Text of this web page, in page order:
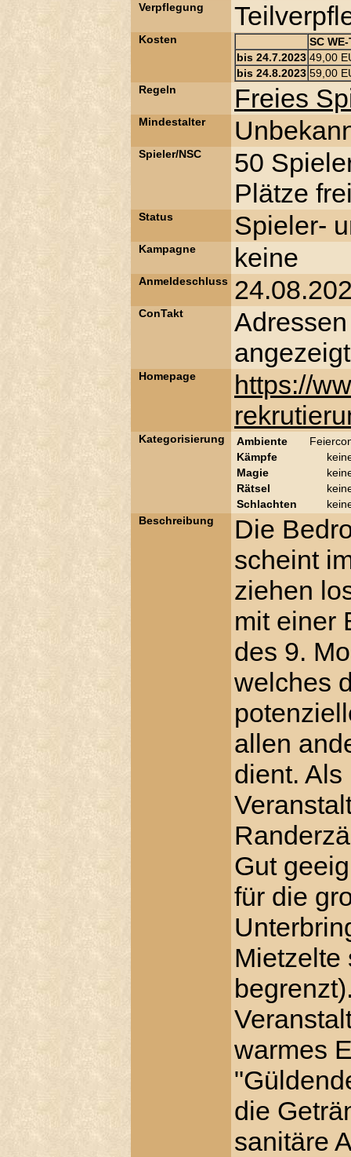
Verpflegung
Kosten
SC
bis 24.7.2023 49,00
bis 24.8.2023 59,00
Regeln
Freies
Mindestalter
Spieler/NSC
50
Plätze
Status Spieler-
Kampagne keine
Anmeldeschluss
ConTakt
angezeigt
Homepage
https://
Kategorisierung Ambiente
Kämpfe
Magie
Rätsel
Schlachten
Beschreibung
Die
scheint
ziehen
mit einer
des 9.
welches
allen
dient.
Gut
für die
Mietzelte
warmes
die
sanitäre